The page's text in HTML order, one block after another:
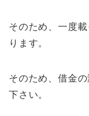
そのため、一度
ります。
そのため、借金
下さい。